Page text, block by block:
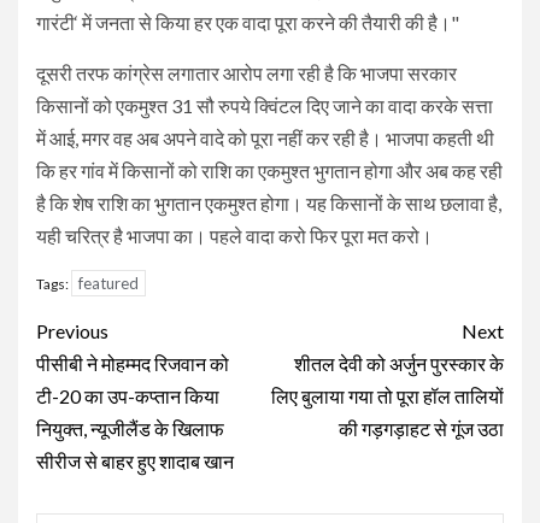
गारंटी‘ में जनता से किया हर एक वादा पूरा करने की तैयारी की है।"
दूसरी तरफ कांग्रेस लगातार आरोप लगा रही है कि भाजपा सरकार
किसानों को एकमुश्त 31 सौ रुपये क्विंटल दिए जाने का वादा करके सत्ता
में आई, मगर वह अब अपने वादे को पूरा नहीं कर रही है। भाजपा कहती थी
कि हर गांव में किसानों को राशि का एकमुश्त भुगतान होगा और अब कह रही
है कि शेष राशि का भुगतान एकमुश्त होगा। यह किसानों के साथ छलावा है,
यही चरित्र है भाजपा का। पहले वादा करो फिर पूरा मत करो।
Tags: featured
Continue
Reading
Previous
पीसीबी ने मोहम्मद रिजवान को
टी-20 का उप-कप्तान किया
नियुक्त, न्यूजीलैंड के खिलाफ
सीरीज से बाहर हुए शादाब खान
Next
शीतल देवी को अर्जुन पुरस्कार के
लिए बुलाया गया तो पूरा हॉल तालियों
की गड़गड़ाहट से गूंज उठा